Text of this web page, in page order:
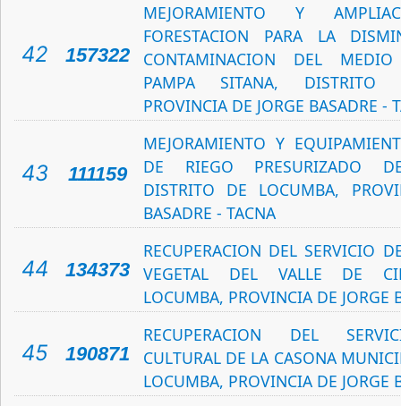
42 157322
MEJORAMIENTO Y
FORESTACION PARA LA
CONTAMINACION DEL
PAMPA SITANA, DISTRITO
PROVINCIA DE JORGE BASADRE -
43 111159
MEJORAMIENTO Y
DE RIEGO PRESURIZADO
DISTRITO DE LOCUMBA,
BASADRE - TACNA
44 134373
RECUPERACION DEL SERVICIO
VEGETAL DEL VALLE DE
LOCUMBA, PROVINCIA DE JORGE
45 190871
RECUPERACION DEL
CULTURAL DE LA CASONA
LOCUMBA, PROVINCIA DE JORGE